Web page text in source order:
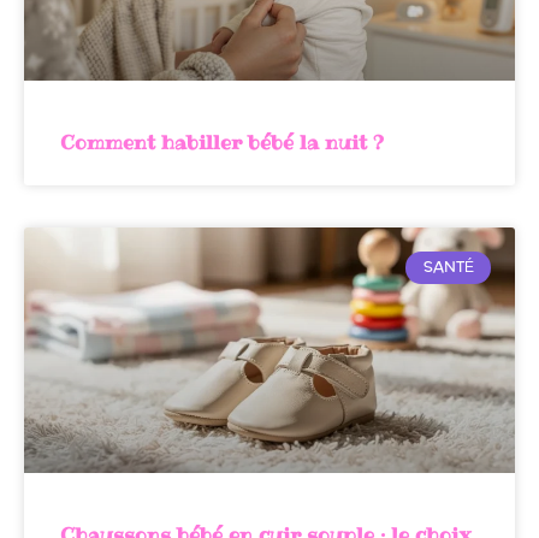
Comment habiller bébé la nuit​ ?
SANTÉ